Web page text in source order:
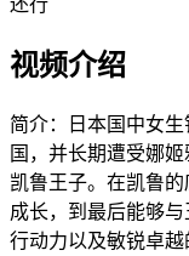
视频介绍
简介：
日本国中女
国，并长期遭受娜
凯鲁王子。在凯鲁
成长，到最后能够
行动力以及敏锐卓